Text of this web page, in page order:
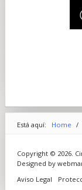
Está aquí: Home /
Copyright © 2026.
Designed by
Aviso Legal